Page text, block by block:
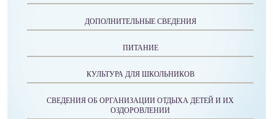
ДОПОЛНИТЕЛЬНЫЕ СВЕДЕНИЯ
ПИТАНИЕ
КУЛЬТУРА ДЛЯ ШКОЛЬНИКОВ
СВЕДЕНИЯ ОБ ОРГАНИЗАЦИИ ОТДЫХА ДЕТЕЙ И ИХ
ОЗДОРОВЛЕНИИ